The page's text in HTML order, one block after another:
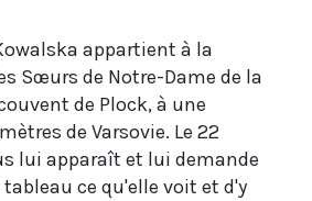
appartient à la
Sœurs de Notre-Dame de la
de Plock, à une
de Varsovie. Le 22
lui apparaît et lui demande
ce qu'elle voit et d'y